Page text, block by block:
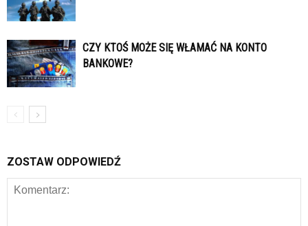
CZY KTOŚ MOŻE SIĘ WŁAMAĆ NA KONTO
BANKOWE?
ZOSTAW ODPOWIEDŹ